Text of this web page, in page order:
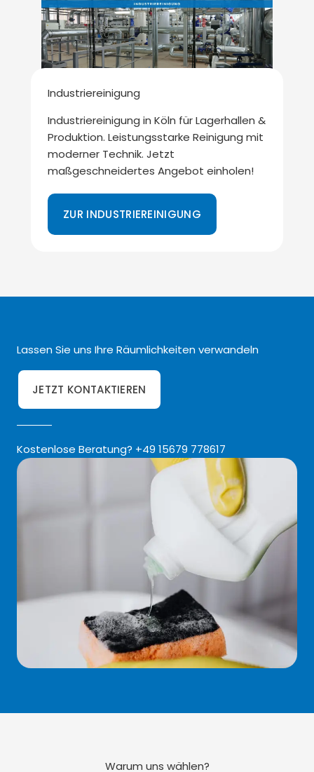
Industriereinigung
Industriereinigung in Köln für Lagerhallen &
Produktion. Leistungsstarke Reinigung mit
moderner Technik. Jetzt
maßgeschneidertes Angebot einholen!
ZUR INDUSTRIEREINIGUNG
Lassen Sie uns Ihre Räumlichkeiten verwandeln
JETZT KONTAKTIEREN
Kostenlose Beratung? +49 15679 778617
Warum uns wählen?